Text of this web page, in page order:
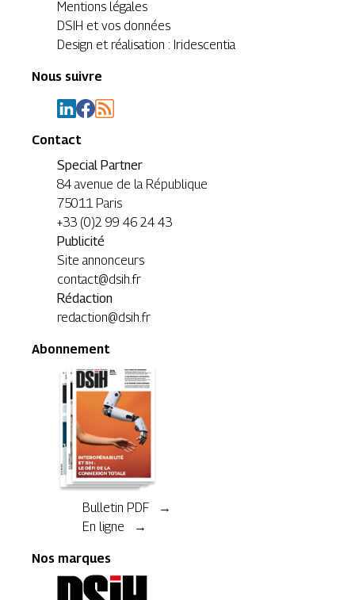
Mentions légales
DSIH et vos données
Design et réalisation : Iridescentia
Nous suivre
Contact
Special Partner
84 avenue de la République
75011 Paris
+33 (0)2 99 46 24 43
Publicité
Site annonceurs
contact@dsih.fr
Rédaction
redaction@dsih.fr
Abonnement
Bulletin PDF →
En ligne →
Nos marques